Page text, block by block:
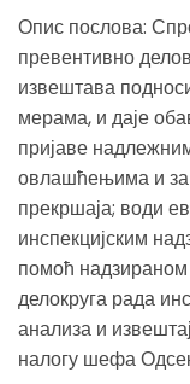
Опис послова:
превентивно
извештава
мерама, и даје
пријаве
овлашћењима и
прекршаја; води
инспекцијским
помоћ надзираном
делокруга рада
анализа и
налогу шефа